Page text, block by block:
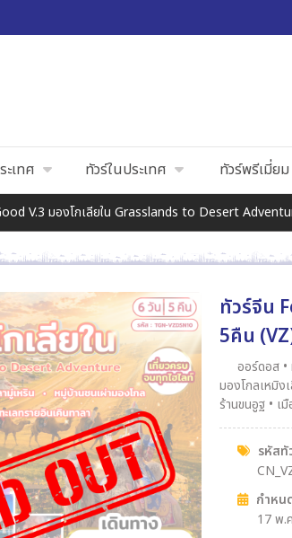
ะเทศ ทัวร์ในประเทศ ทัวร์พรีเมี่ยม
V.3 มองโกเลียใน Grasslands to Desert
ทัวร์จีน
5คืน
ออร์ดอส •
มองโกลเหมิง
ร้านขนอูฐ •
วัดพระโพธิสัตว์อุลาน • ต
คังบาห์ซี รหัสทั
กำหน
17 พ.